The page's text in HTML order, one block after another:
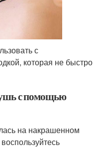
с
которая не быстро
с помощью
на накрашенном